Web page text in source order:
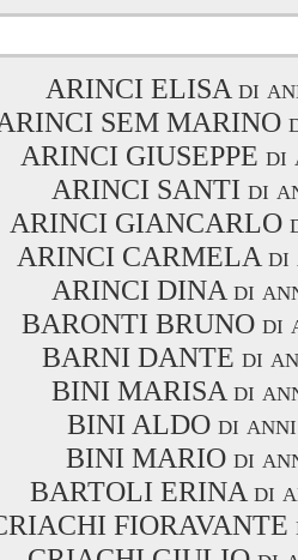
ARINCI ELISA di
SEM MARINO
ARINCI GIUSEPPE di
ARINCI SANTI di
ARINCI GIANCARLO
ARINCI CARMELA di
ARINCI DINA di
BARONTI BRUNO di
BARNI DANTE di
BINI MARISA di
BINI ALDO di
BINI MARIO di
BARTOLI ERINA di
FIORAVANTE